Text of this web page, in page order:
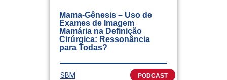
Mama-Gênesis – Uso de
Exames de Imagem
Mamária na Definição
Cirúrgica: Ressonância
para Todas?
SBM PODCAST